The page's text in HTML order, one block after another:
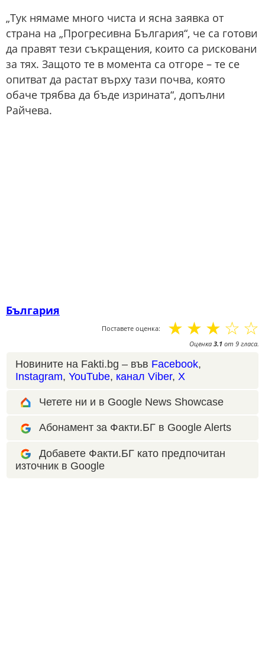
„Тук нямаме много чиста и ясна заявка от
страна на „Прогресивна България“, че са готови
да правят тези съкращения, които са рисковани
за тях. Защото те в момента са отгоре – те се
опитват да растат върху тази почва, която
обаче трябва да бъде изрината“, допълни
Райчева.
България
Поставете оценка: ☆
☆
☆
☆
☆
Оценка 3.1 от 9 гласа.
Новините на Fakti.bg – във Facebook,
Instagram, YouTube, канал Viber, X
Четете ни и в Google News Showcase
Абонамент за Факти.БГ в Google Alerts
Добавете Факти.БГ като предпочитан
източник в Google